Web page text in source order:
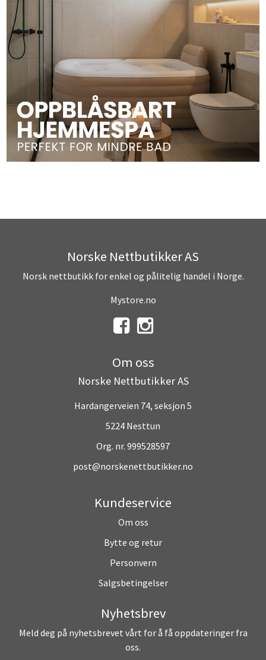
Norske Nettbutikker AS
Norsk nettbutikk for enkel og pålitelig handel i Norge.
Mystore.no
Om oss
Norske Nettbutikker AS
Hardangerveien 74, seksjon 5
5224 Nesttun
Org. nr. 999528597
post@norskenettbutikker.no
Kundeservice
Om oss
Bytte og retur
Personvern
Salgsbetingelser
Nyhetsbrev
Meld deg på nyhetsbrevet vårt for å få oppdateringer fra
oss.